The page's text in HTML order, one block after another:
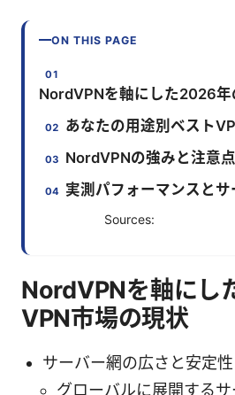
ON THIS PAGE
NordVPNを軸にした2026年
あなたの用途別ベスト
NordVPNの強みと注意点
実測パフォーマンスと
Sources:
NordVPNを軸にし
VPN市場の現状
サーバー網の広さと安定性
グローバルに展開する